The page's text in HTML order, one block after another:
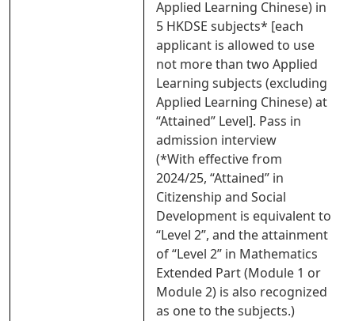
Applied Learning Chinese) in
5 HKDSE subjects* [each
applicant is allowed to use
not more than two Applied
Learning subjects (excluding
Applied Learning Chinese) at
“Attained” Level]. Pass in
admission interview
(*With effective from
2024/25, “Attained” in
Citizenship and Social
Development is equivalent to
“Level 2”, and the attainment
of “Level 2” in Mathematics
Extended Part (Module 1 or
Module 2) is also recognized
as one to the subjects.)